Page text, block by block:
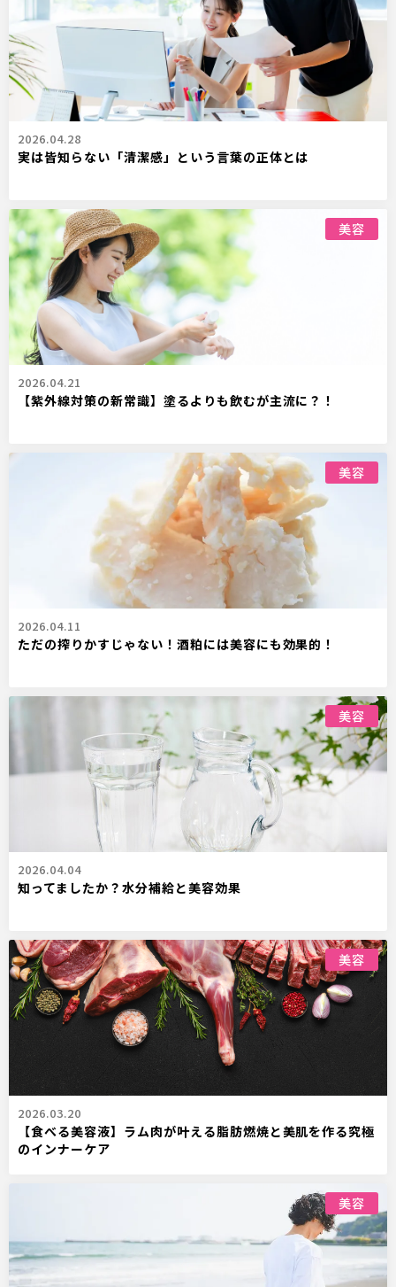
2026.04.28
実は皆知らない「清潔感」という言葉の正体とは
美容
2026.04.21
【紫外線対策の新常識】塗るよりも飲むが主流に？！
美容
2026.04.11
ただの搾りかすじゃない！酒粕には美容にも効果的！
美容
2026.04.04
知ってましたか？水分補給と美容効果
美容
2026.03.20
【食べる美容液】ラム肉が叶える脂肪燃焼と美肌を作る究極
のインナーケア
美容